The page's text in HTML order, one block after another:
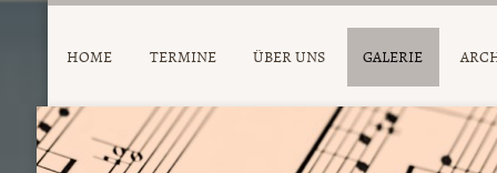
HOME TERMINE ÜBER UNS GALERIE